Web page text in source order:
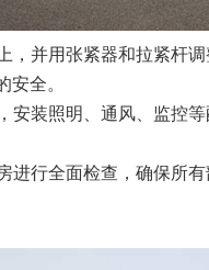
并用张紧器和拉紧杆
安全。
装照明、通风、监控
行全面检查，确保所